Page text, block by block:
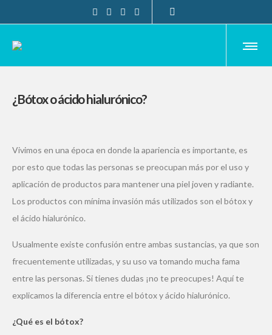
¿Bótox o ácido hialurónico?
Vivimos en una época en donde la apariencia es importante, es
por esto que todas las personas se preocupan más por el uso y
aplicación de productos para mantener una piel joven y radiante.
Los productos con mínima invasión más utilizados son el bótox y
el ácido hialurónico.
Usualmente existe confusión entre ambas sustancias, ya que son
frecuentemente utilizadas, y su uso va tomando mucha fama
entre las personas. Si tienes dudas ¡no te preocupes! Aquí te
explicamos la diferencia entre el bótox y ácido hialurónico.
¿Qué es el bótox?